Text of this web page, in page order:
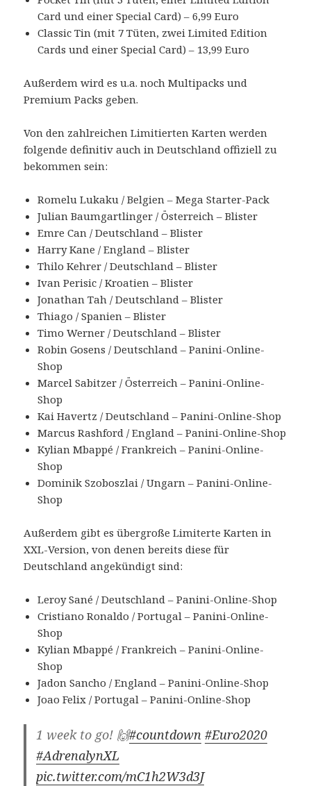
Card und einer Special Card) – 6,99 Euro
Classic Tin (mit 7 Tüten, zwei Limited Edition
Cards und einer Special Card) – 13,99 Euro
Außerdem wird es u.a. noch Multipacks und
Premium Packs geben.
Von den zahlreichen Limitierten Karten werden
folgende definitiv auch in Deutschland offiziell zu
bekommen sein:
Romelu Lukaku / Belgien – Mega Starter-Pack
Julian Baumgartlinger / Österreich – Blister
Emre Can / Deutschland – Blister
Harry Kane / England – Blister
Thilo Kehrer / Deutschland – Blister
Ivan Perisic / Kroatien – Blister
Jonathan Tah / Deutschland – Blister
Thiago / Spanien – Blister
Timo Werner / Deutschland – Blister
Robin Gosens / Deutschland – Panini-Online-
Shop
Marcel Sabitzer / Österreich – Panini-Online-
Shop
Kai Havertz / Deutschland – Panini-Online-Shop
Marcus Rashford / England – Panini-Online-Shop
Kylian Mbappé / Frankreich – Panini-Online-
Shop
Dominik Szoboszlai / Ungarn – Panini-Online-
Shop
Außerdem gibt es übergroße Limiterte Karten in
XXL-Version, von denen bereits diese für
Deutschland angekündigt sind:
Leroy Sané / Deutschland – Panini-Online-Shop
Cristiano Ronaldo / Portugal – Panini-Online-
Shop
Kylian Mbappé / Frankreich – Panini-Online-
Shop
Jadon Sancho / England – Panini-Online-Shop
Joao Felix / Portugal – Panini-Online-Shop
1 week to go! 🙌#countdown #Euro2020
#AdrenalynXL
pic.twitter.com/mC1h2W3d3J